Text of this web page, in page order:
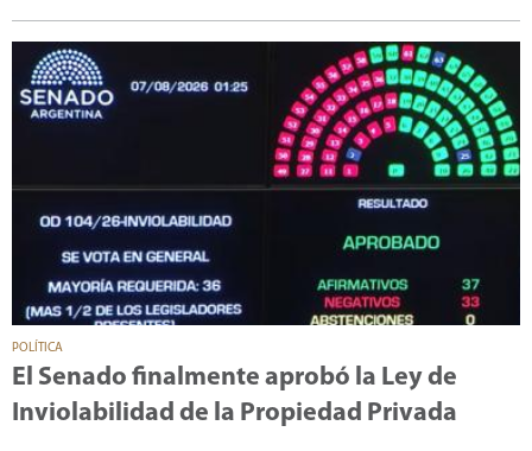
POLÍTICA
El Senado finalmente aprobó la Ley de
Inviolabilidad de la Propiedad Privada